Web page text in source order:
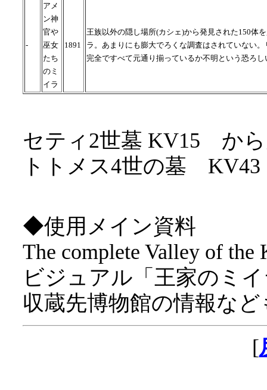
-
アメ
ン神
官や
巫女
たち
のミ
イラ
1891
王族以外の隠し場所(カシェ)から発見された150体
ラ。あまりにも膨大でろくな調査はされていない。
完全ですべて元通り揃っているか不明という恐ろし
セティ2世墓 KV15 か
トトメス4世の墓
◆使用メイン資料
The complete Valley of the
ビジュアル「王家のミ
収蔵先博物館の情報など
[